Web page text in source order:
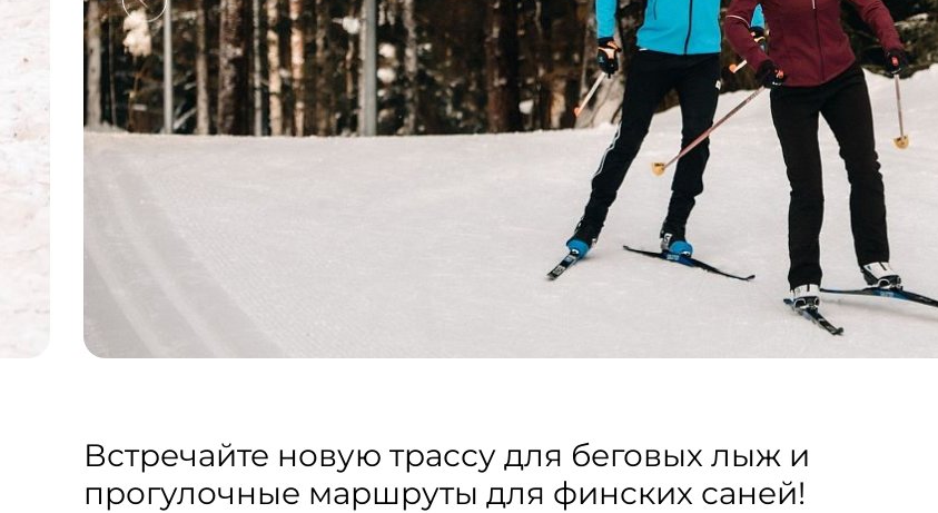
Встречайте новую трассу для беговых лыж и
прогулочные маршруты для финских саней!